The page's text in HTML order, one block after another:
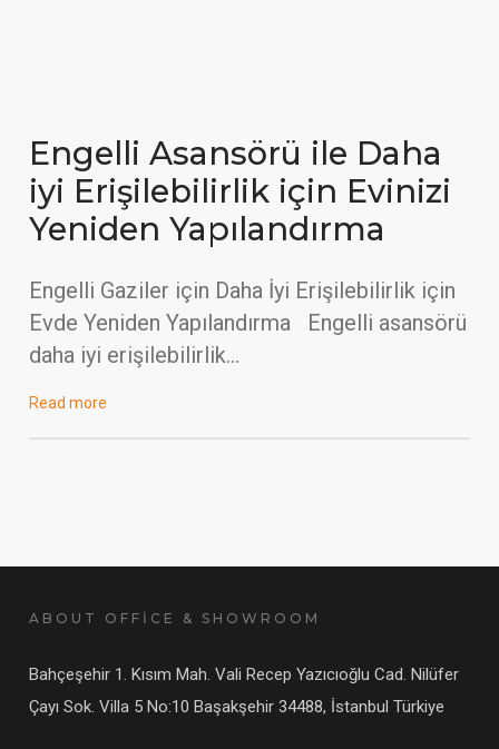
Engelli Asansörü ile Daha
iyi Erişilebilirlik için Evinizi
Yeniden Yapılandırma
Engelli Gaziler için Daha İyi Erişilebilirlik için
Evde Yeniden Yapılandırma Engelli asansörü
daha iyi erişilebilirlik…
Read more
ABOUT OFFİCE & SHOWROOM
Bahçeşehir 1. Kısım Mah. Vali Recep Yazıcıoğlu Cad. Nilüfer
Çayı Sok. Villa 5 No:10 Başakşehir 34488, İstanbul Türkiye